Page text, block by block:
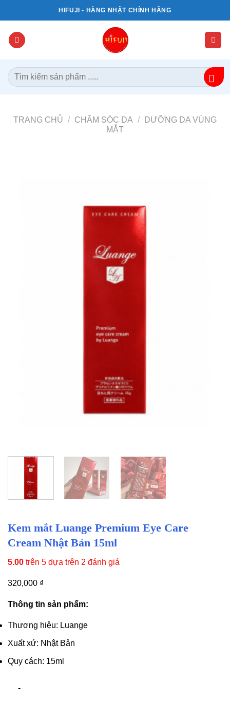
qua
dung
HIFUJI - HÀNG NHẬT CHÍNH HÃNG
Tìm
kiếm:
TRANG CHỦ / CHĂM SÓC DA /
DƯỠNG DA VÙNG
MẮT
Kem mắt Luange Premium Eye Care
Cream Nhật Bản 15ml
5.00 trên 5 dựa trên 2 đánh giá
320,000 ₫
Thông tin sản phẩm:
Thương hiệu: Luange
Xuất xứ: Nhật Bản
Quy cách: 15ml